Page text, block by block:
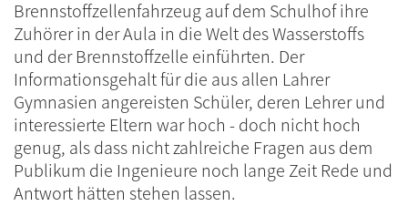
Brennstoffzellenfahrzeug auf dem Schulhof ihre
Zuhörer in der Aula in die Welt des Wasserstoffs
und der Brennstoffzelle einführten. Der
Informationsgehalt für die aus allen Lahrer
Gymnasien angereisten Schüler, deren Lehrer und
interessierte Eltern war hoch - doch nicht hoch
genug, als dass nicht zahlreiche Fragen aus dem
Publikum die Ingenieure noch lange Zeit Rede und
Antwort hätten stehen lassen.